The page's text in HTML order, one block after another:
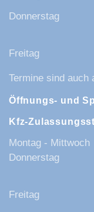
Donnerstag
Freitag
Termine sind auch
Öffnungs- und
Kfz-
Montag - Mittwoch
Donnerstag
Freitag